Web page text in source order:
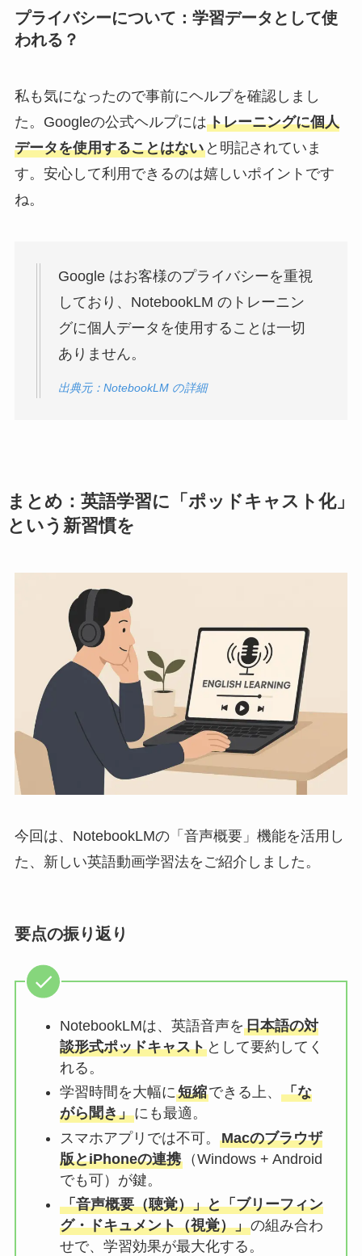
プライバシーについて：学習データとして使
われる？
私も気になったので事前にヘルプを確認しまし
た。Googleの公式ヘルプにはトレーニングに個人
データを使用することはないと明記されていま
す。安心して利用できるのは嬉しいポイントです
ね。
Google はお客様のプライバシーを重視
しており、NotebookLM のトレーニン
グに個人データを使用することは一切
ありません。
出典元：NotebookLM の詳細
まとめ：英語学習に「ポッドキャスト化」
という新習慣を
今回は、NotebookLMの「音声概要」機能を活用し
た、新しい英語動画学習法をご紹介しました。
要点の振り返り
NotebookLMは、英語音声を日本語の対
談形式ポッドキャストとして要約してく
れる。
学習時間を大幅に短縮できる上、 「な
がら聞き」にも最適。
スマホアプリでは不可。 Macのブラウザ
版とiPhoneの連携（Windows + Android
でも可）が鍵。
「音声概要（聴覚）」と「ブリーフィン
グ・ドキュメント（視覚）」の組み合わ
せで、学習効果が最大化する。